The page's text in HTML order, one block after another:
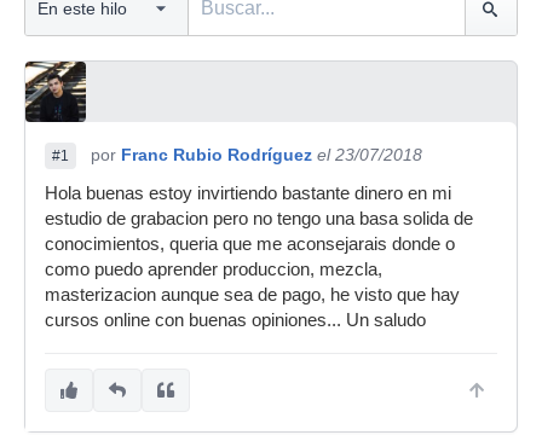
#1 por Franc Rubio Rodríguez el 23/07/2018
Hola buenas estoy invirtiendo bastante dinero en mi
estudio de grabacion pero no tengo una basa solida de
conocimientos, queria que me aconsejarais donde o
como puedo aprender produccion, mezcla,
masterizacion aunque sea de pago, he visto que hay
cursos online con buenas opiniones... Un saludo